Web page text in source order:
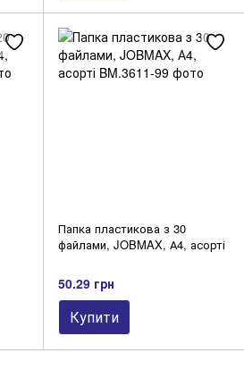
Папка пластикова з 30
файлами, JOBMAX, А4, асорті
50.29 грн
Купити